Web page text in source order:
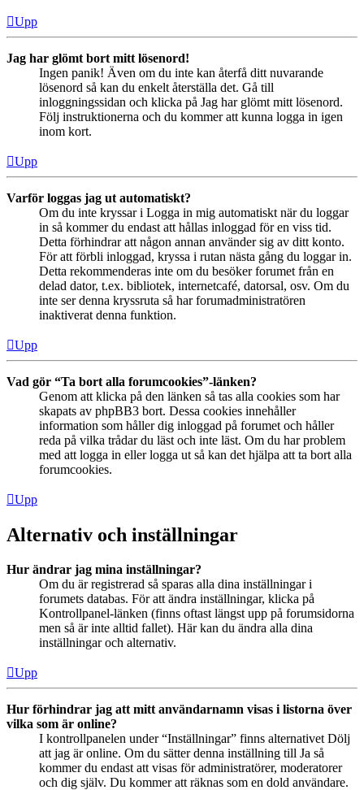
Upp
Jag har glömt bort mitt lösenord!
Ingen panik! Även om du inte kan återfå ditt nuvarande
lösenord så kan du enkelt återställa det. Gå till
inloggningssidan och klicka på Jag har glömt mitt lösenord.
Följ instruktionerna och du kommer att kunna logga in igen
inom kort.
Upp
Varför loggas jag ut automatiskt?
Om du inte kryssar i Logga in mig automatiskt när du loggar
in så kommer du endast att hållas inloggad för en viss tid.
Detta förhindrar att någon annan använder sig av ditt konto.
För att förbli inloggad, kryssa i rutan nästa gång du loggar in.
Detta rekommenderas inte om du besöker forumet från en
delad dator, t.ex. bibliotek, internetcafé, datorsal, osv. Om du
inte ser denna kryssruta så har forumadministratören
inaktiverat denna funktion.
Upp
Vad gör “Ta bort alla forumcookies”-länken?
Genom att klicka på den länken så tas alla cookies som har
skapats av phpBB3 bort. Dessa cookies innehåller
information som håller dig inloggad på forumet och håller
reda på vilka trådar du läst och inte läst. Om du har problem
med att logga in eller logga ut så kan det hjälpa att ta bort alla
forumcookies.
Upp
Alternativ och inställningar
Hur ändrar jag mina inställningar?
Om du är registrerad så sparas alla dina inställningar i
forumets databas. För att ändra inställningar, klicka på
Kontrollpanel-länken (finns oftast längst upp på forumsidorna
men så är inte alltid fallet). Här kan du ändra alla dina
inställningar och alternativ.
Upp
Hur förhindrar jag att mitt användarnamn visas i listorna över
vilka som är online?
I kontrollpanelen under “Inställningar” finns alternativet Dölj
att jag är online. Om du sätter denna inställning till Ja så
kommer du endast att visas för administratörer, moderatorer
och dig själv. Du kommer att räknas som en dold användare.